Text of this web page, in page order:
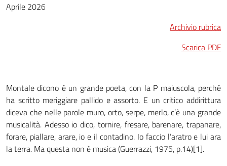
Aprile 2026
Archivio rubrica
Scarica PDF
Montale dicono è un grande poeta, con la P maiuscola, perché
ha scritto meriggiare pallido e assorto. E un critico addirittura
diceva che nelle parole muro, orto, serpe, merlo, c’è una grande
musicalità. Adesso io dico, tornire, fresare, barenare, trapanare,
forare, piallare, arare, io e il contadino. Io faccio l’aratro e lui ara
la terra. Ma questa non è musica (Guerrazzi, 1975, p.14)[1].